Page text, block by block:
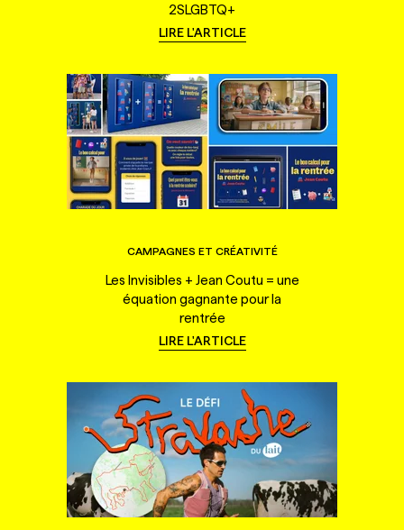
2SLGBTQ+
LIRE L'ARTICLE
CAMPAGNES ET CRÉATIVITÉ
Les Invisibles + Jean Coutu = une
équation gagnante pour la
rentrée
LIRE L'ARTICLE